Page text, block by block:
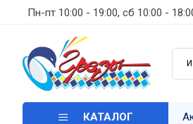
Пн-пт 10:00 - 19:00, сб 10:00 -
КАТАЛОГ